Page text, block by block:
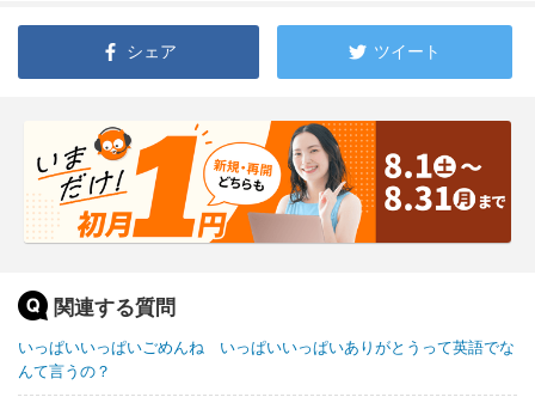
シェア ツイート
関連する質問
いっぱいいっぱいごめんね いっぱいいっぱいありがとうって英語でな
んて言うの？